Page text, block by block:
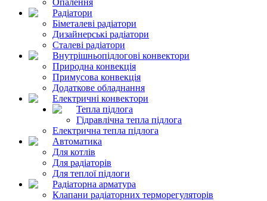
Радіатори
Біметалеві радіатори
Дизайнерські радіатори
Сталеві радіатори
Внутрішньопідлогові конвектори
Природна конвекція
Примусова конвекція
Додаткове обладнання
Електричні конвектори
Тепла підлога
Гідравлічна тепла підлога
Електрична тепла підлога
Автоматика
Для котлів
Для радіаторів
Для теплої підлоги
Радіаторна арматура
Клапани радіаторних терморегуляторів